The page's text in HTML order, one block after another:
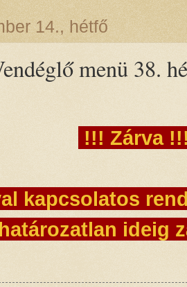
14., hétfő
menü 38.
!!! Zárva
kapcsolatos
határozatlan ideig